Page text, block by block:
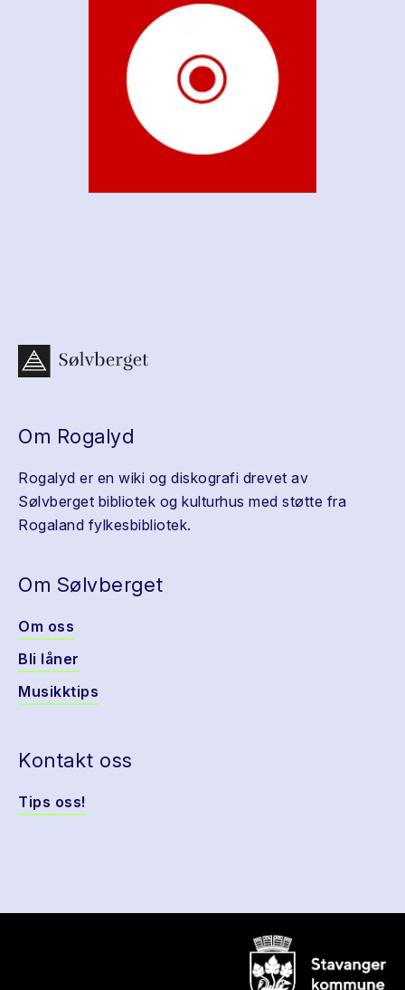
Om Rogalyd
Rogalyd er en wiki og diskografi drevet av
Sølvberget bibliotek og kulturhus med støtte fra
Rogaland fylkesbibliotek.
Om Sølvberget
Om oss
Bli låner
Musikktips
Kontakt oss
Tips oss!